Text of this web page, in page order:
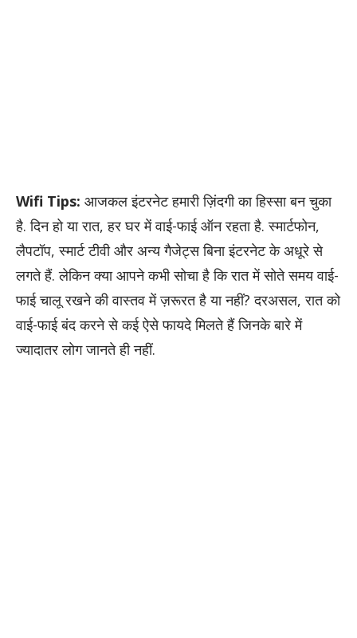
Wifi Tips: आजकल इंटरनेट हमारी ज़िंदगी का हिस्सा बन चुका
है. दिन हो या रात, हर घर में वाई-फाई ऑन रहता है. स्मार्टफोन,
लैपटॉप, स्मार्ट टीवी और अन्य गैजेट्स बिना इंटरनेट के अधूरे से
लगते हैं. लेकिन क्या आपने कभी सोचा है कि रात में सोते समय वाई-
फाई चालू रखने की वास्तव में ज़रूरत है या नहीं? दरअसल, रात को
वाई-फाई बंद करने से कई ऐसे फायदे मिलते हैं जिनके बारे में
ज्यादातर लोग जानते ही नहीं.